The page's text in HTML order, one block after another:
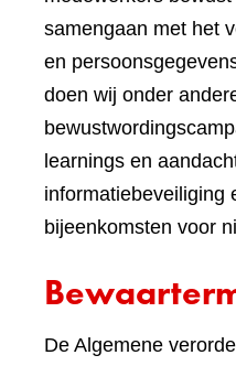
samengaan met het
en
doen wij onder
learnings en
informatiebeveiliging
bijeenkomsten voor
De Algemene